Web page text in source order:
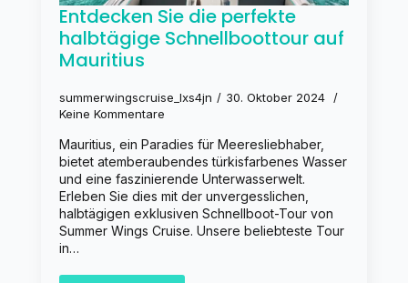
Entdecken Sie die perfekte
halbtägige Schnellboottour auf
Mauritius
summerwingscruise_lxs4jn
30. Oktober 2024
Keine Kommentare
Mauritius, ein Paradies für Meeresliebhaber,
bietet atemberaubendes türkisfarbenes Wasser
und eine faszinierende Unterwasserwelt.
Erleben Sie dies mit der unvergesslichen,
halbtägigen exklusiven Schnellboot-Tour von
Summer Wings Cruise. Unsere beliebteste Tour
in…